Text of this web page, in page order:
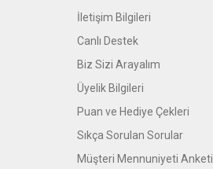
İletişim Bilgileri
Canlı Destek
Biz Sizi Arayalım
Üyelik Bilgileri
Puan ve Hediye Çekleri
Sıkça Sorulan Sorular
Müşteri Mennuniyeti Anketi